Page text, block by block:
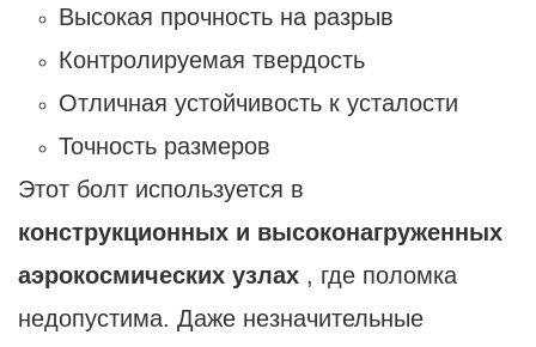
Высокая прочность на разрыв
Контролируемая твердость
Отличная устойчивость к усталости
Точность размеров
Этот болт используется в
конструкционных и высоконагруженных
аэрокосмических узлах , где поломка
недопустима. Даже незначительные